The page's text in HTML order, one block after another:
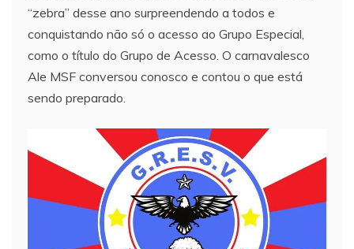
“zebra” desse ano surpreendendo a todos e
conquistando não só o acesso ao Grupo Especial,
como o título do Grupo de Acesso. O carnavalesco
Ale MSF conversou conosco e contou o que está
sendo preparado.